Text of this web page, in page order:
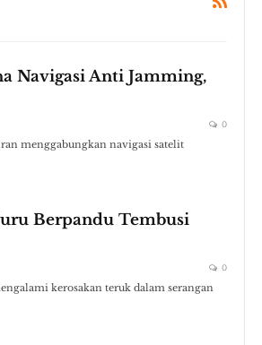
Navigasi Anti Jamming,
0
menggabungkan navigasi satelit
Berpandu Tembusi
0
kerosakan teruk dalam serangan